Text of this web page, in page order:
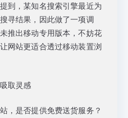
到，某知名搜索引擎最近为
寻结果，因此做了一项调
推出移动专用版本，不妨花
网站更适合透过移动装置浏
取灵感
，是否提供免费送货服务？